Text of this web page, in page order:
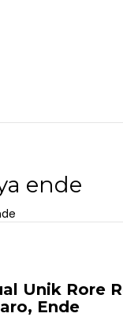
ende
Unik Rore
Ende